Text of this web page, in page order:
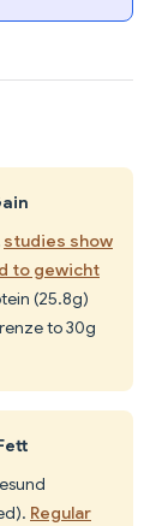
studies show
to gewicht
(25.8g)
to 30g
Regular